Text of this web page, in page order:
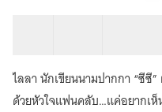
ไลลา นักเขียนนามปากกา “ซีซี
ด้วยหัวใจแฟนคลับ…แค่อยากเ